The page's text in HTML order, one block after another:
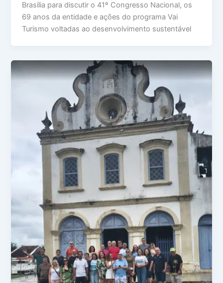
Brasília para discutir o 41º Congresso Nacional, os
69 anos da entidade e ações do programa Vai
Turismo voltadas ao desenvolvimento sustentável